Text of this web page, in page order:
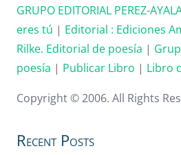
GRUPO EDITORIAL PEREZ-
eres tú | Editorial : Ediciones
Rilke. Editorial de poesía |
poesía | Publicar Libro | Libro
Copyright © 2006. All Rights
Recent Posts